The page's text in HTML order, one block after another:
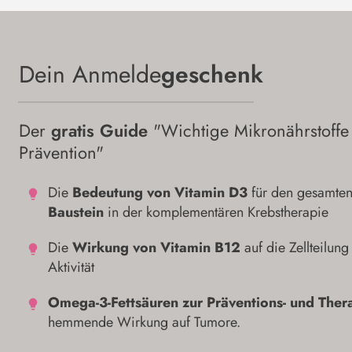
Dein Anmeldegeschenk
Dergratis Guide "Wichtige
Prävention"
Die Bedeutung von Vitamin D3für den
Baustein in der komplementären Krebstherapie
DieWirkung von Vitamin B12 auf die
Aktivität
Omega-3-Fettsäuren zur Präventions- und
hemmende Wirkung auf Tumore.